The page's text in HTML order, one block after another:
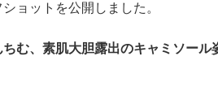
ョットを公開しました。
ちむ、素肌大胆露出のキャミソール